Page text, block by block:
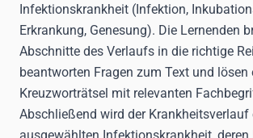
Infektionskrankheit (Infektion,
Erkrankung, Genesung). Die Lernenden
Abschnitte des Verlaufs in die richtige
beantworten Fragen zum Text und lösen
Kreuzworträtsel mit relevanten
Abschließend wird der Krankheitsverlauf